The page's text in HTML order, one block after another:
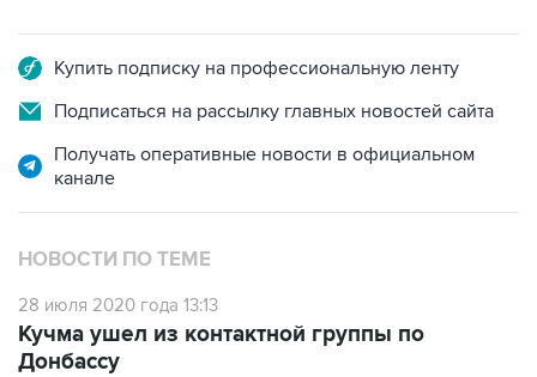
Купить подписку на профессиональную ленту
Подписаться на рассылку главных новостей сайта
Получать оперативные новости в официальном
канале
НОВОСТИ ПО ТЕМЕ
28 июля 2020 года 13:13
Кучма ушел из контактной группы по
Донбассу